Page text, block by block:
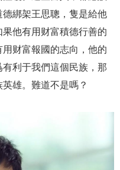
綁架王思聰，隻是給他
他有用财富積德行善的
财富報國的志向，他的
利于我們這個民族，那
雄。難道不是嗎？